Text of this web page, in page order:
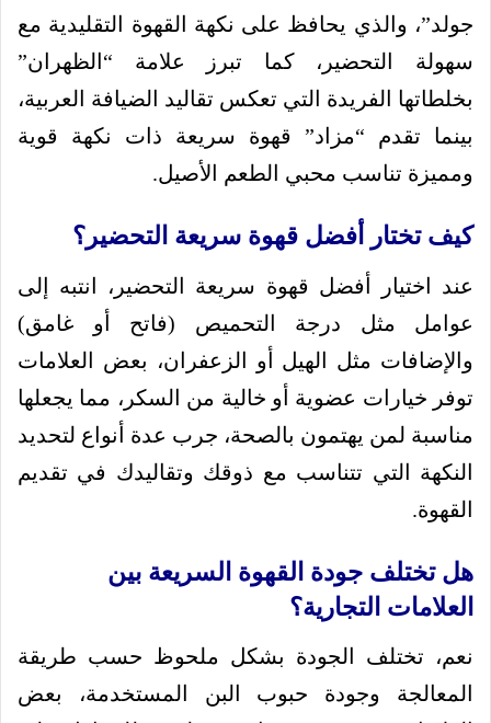
جولد”، والذي يحافظ على نكهة القهوة التقليدية مع
سهولة التحضير، كما تبرز علامة “الظهران”
بخلطاتها الفريدة التي تعكس تقاليد الضيافة العربية،
بينما تقدم “مزاد” قهوة سريعة ذات نكهة قوية
ومميزة تناسب محبي الطعم الأصيل.
كيف تختار أفضل قهوة سريعة التحضير؟
عند اختيار أفضل قهوة سريعة التحضير، انتبه إلى
عوامل مثل درجة التحميص (فاتح أو غامق)
والإضافات مثل الهيل أو الزعفران، بعض العلامات
توفر خيارات عضوية أو خالية من السكر، مما يجعلها
مناسبة لمن يهتمون بالصحة، جرب عدة أنواع لتحديد
النكهة التي تتناسب مع ذوقك وتقاليدك في تقديم
القهوة.
هل تختلف جودة القهوة السريعة بين
العلامات التجارية؟
نعم، تختلف الجودة بشكل ملحوظ حسب طريقة
المعالجة وجودة حبوب البن المستخدمة، بعض